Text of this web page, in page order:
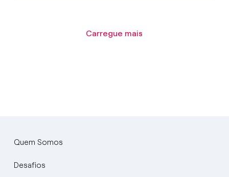
Carregue mais
Quem Somos
Desafios